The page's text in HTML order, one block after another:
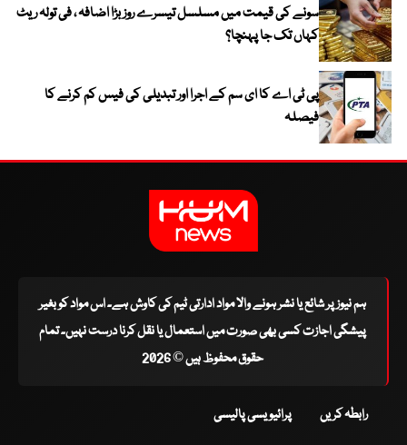
سونے کی قیمت میں مسلسل تیسرے روز بڑا اضافہ ، فی تولہ ریٹ
کہاں تک جا پہنچا؟
پی ٹی اے کا ای سم کے اجرا اور تبدیلی کی فیس کم کرنے کا
فیصلہ
ہم نیوز پر شائع یا نشر ہونے والا مواد ادارتی ٹیم کی کاوش ہے۔ اس مواد کو بغیر
پیشگی اجازت کسی بھی صورت میں استعمال یا نقل کرنا درست نہیں۔ تمام
حقوق محفوظ ہیں © 2026
رابطہ کریں پرائیویسی پالیسی